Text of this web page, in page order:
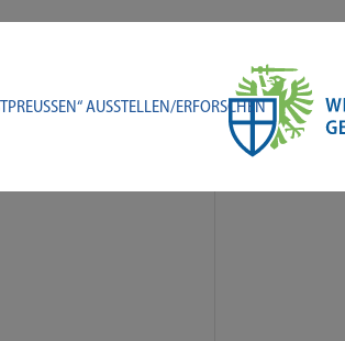
AUSSTELLEN/​ERFORSCHEN